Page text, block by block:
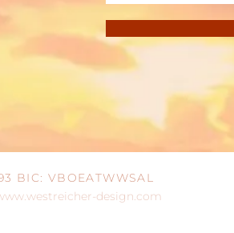
BIC: VBOEATWWSAL
design.com